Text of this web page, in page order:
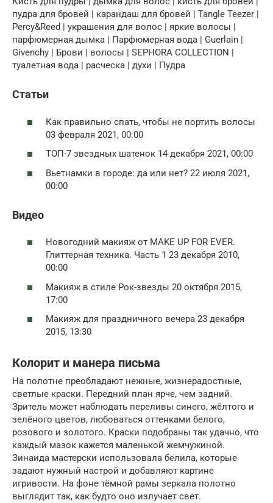
пудра для бровей | карандаш для бровей | Tangle Teezer |
Percy&Reed | украшения для волос | яркие волосы |
парфюмерная дымка | Парфюмерная вода | Guerlain |
Givenchy | Брови | волосы | SEPHORA COLLECTION |
туалетная вода | расческа | духи | Пудра
Статьи
Как правильно спать, чтобы не портить волосы
03 февраля 2021, 00:00
ТОП-7 звездных шатенок 14 декабря 2021, 00:00
Вьетнамки в городе: да или нет? 22 июля 2021,
00:00
Видео
Новогодний макияж от MAKE UP FOR EVER.
Глиттерная техника. Часть 1 23 декабря 2010,
00:00
Макияж в стиле Рок-звезды 20 октября 2015,
17:00
Макияж для праздничного вечера 23 декабря
2015, 13:30
Колорит и манера письма
На полотне преобладают нежные, жизнерадостные,
светлые краски. Передний план ярче, чем задний.
Зритель может наблюдать переливы синего, жёлтого и
зелёного цветов, любоваться оттенками белого,
розового и золотого. Краски подобраны так удачно, что
каждый мазок кажется маленькой жемчужиной.
Зинаида мастерски использовала белила, которые
задают нужный настрой и добавляют картине
игривости. На фоне тёмной рамы зеркала полотно
выглядит так, как будто оно излучает свет.